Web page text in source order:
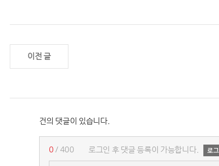
이전 글
건의 댓글이 있습니다.
로그인 후 댓글 등록이 가능합니다.
0 / 400